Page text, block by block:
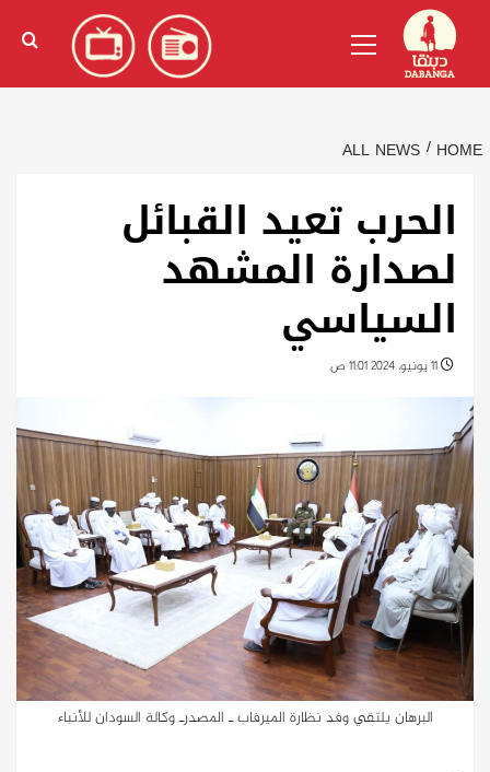
content
الإنجليزية)
Menu
HOME
ALL NEWS
الحرب تعيد القبائل
لصدارة المشهد
السياسي
البرهان يلتقي وفد نظارة الميرفاب ـ المصدرـ وكالة السودان للأنباء